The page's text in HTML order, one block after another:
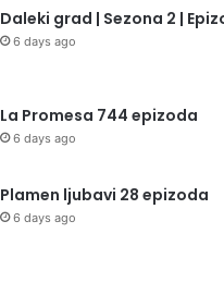
Daleki grad | Sezona 2 |
6 days ago
La Promesa 744 epizoda
6 days ago
Plamen ljubavi 28 epizoda
6 days ago